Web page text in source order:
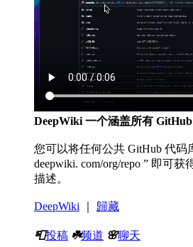
DeepWiki 一个涵盖所有
您可以将任何公共 GitHub 代码
deepwiki. com/org/repo ” 即可
描述。
DeepWiki 歸藏
📮投稿 ☘️频道 🌸聊天